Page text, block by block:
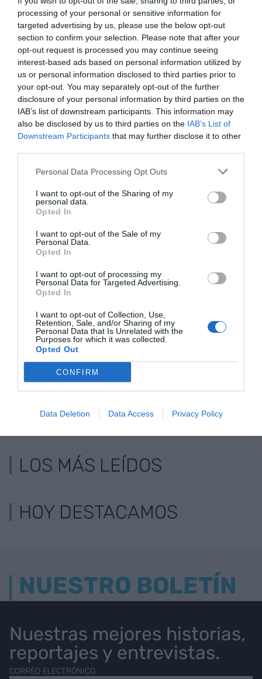
processing of your personal or sensitive information for
targeted advertising by us, please use the below opt-out
section to confirm your selection. Please note that after your
opt-out request is processed you may continue seeing
interest-based ads based on personal information utilized by
us or personal information disclosed to third parties prior to
your opt-out. You may separately opt-out of the further
disclosure of your personal information by third parties on the
IAB’s list of downstream participants. This information may
also be disclosed by us to third parties on the IAB’s List of
Downstream Participants that may further disclose it to other
Personal Data Processing Opt Outs
I want to opt-out of the Sharing of my
personal data.
Opted In
I want to opt-out of the Sale of my
Personal Data.
Opted In
I want to opt-out of processing my
Personal Data for Targeted Advertising.
Opted In
I want to opt-out of Collection, Use,
Retention, Sale, and/or Sharing of my
Personal Data that Is Unrelated with the
Purposes for which it was collected.
Opted Out
CONFIRM
Data Deletion Data Access Privacy Policy
de Google de forma gratuita
Mantente informado con las últimas noticias de
actualidad
ACTIVAR AHORA
RELACIONADAS
Pimec pide dirigir el
PERTE
hacia la pequeña
empresa
La Cambra pone en
digitalizar las
pymes turísticas
ser pymes
auténticas
LOS MÁS LEÍDOS
HOY DESTACAMOS
NUESTRO BOLETÍN
Nuestras mejores historias,
reportajes y entrevistas.
CORREO ELECTRÓNICO